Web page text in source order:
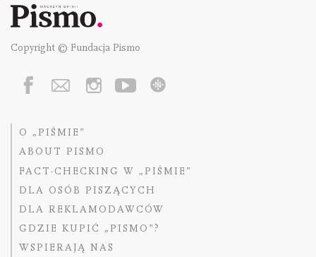
Copyright © Fundacja Pismo
O „PIŚMIE”
ABOUT PISMO
FACT-CHECKING W „PIŚMIE”
DLA OSÓB PISZĄCYCH
DLA REKLAMODAWCÓW
GDZIE KUPIĆ „PISMO”?
WSPIERAJĄ NAS